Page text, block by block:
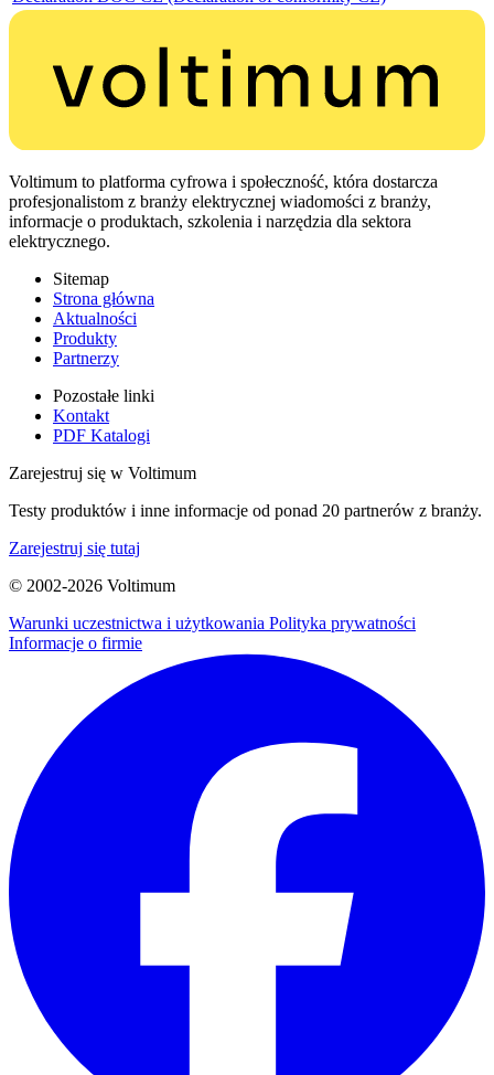
Voltimum to platforma cyfrowa i społeczność, która dostarcza
profesjonalistom z branży elektrycznej wiadomości z branży,
informacje o produktach, szkolenia i narzędzia dla sektora
elektrycznego.
Sitemap
Strona główna
Aktualności
Produkty
Partnerzy
Pozostałe linki
Kontakt
PDF Katalogi
Zarejestruj się w Voltimum
Testy produktów i inne informacje od ponad 20 partnerów z branży.
Zarejestruj się tutaj
© 2002-2026 Voltimum
Warunki uczestnictwa i użytkowania Polityka prywatności
Informacje o firmie